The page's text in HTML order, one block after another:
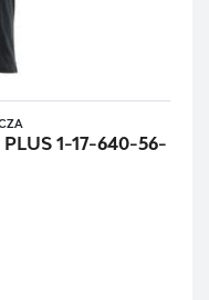
1-17-640-56-